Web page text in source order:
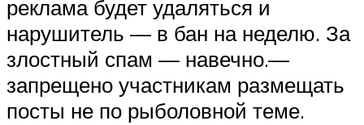
реклама будет удаляться и
нарушитель — в бан на неделю. За
злостный спам — навечно.—
запрещено участникам размещать
посты не по рыболовной теме.